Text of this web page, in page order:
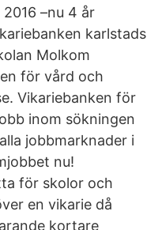
–nu 4 år
karlstads
Molkom
för vård och
Vikariebanken för
inom sökningen
jobbmarknader i
nu!
för skolor och
en vikarie då
kortare